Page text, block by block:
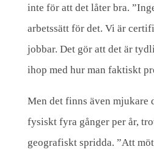
inte för att det låter bra.
arbetssätt för det. Vi är
jobbar. Det gör att det är
ihop med hur man faktiskt
Men det finns även mjukare
fysiskt fyra gånger per år,
geografiskt spridda. ”Att